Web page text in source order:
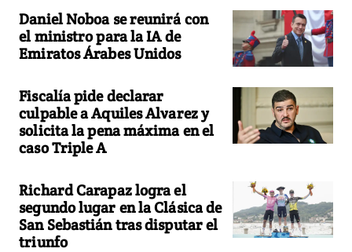
Daniel Noboa se reunirá con
el ministro para la IA de
Emiratos Árabes Unidos
Fiscalía pide declarar
culpable a Aquiles Alvarez y
solicita la pena máxima en el
caso Triple A
Richard Carapaz logra el
segundo lugar en la Clásica de
San Sebastián tras disputar el
triunfo